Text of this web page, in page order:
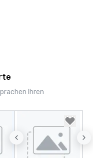
Since the menu is
remember to submit
date any dietary
allergies for anyone
Feel Like a VIP at
Ihren